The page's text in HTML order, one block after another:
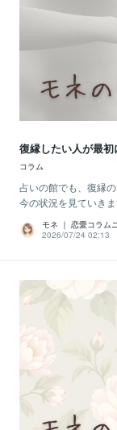
復縁したい人が最初
コラム
占いの館でも、復縁
今の状況を見ていき
モネ ｜ 恋愛コラム
2026/07/24 02:13